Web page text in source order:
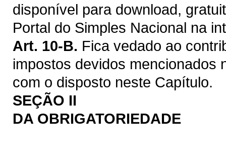
disponível para download,
Portal do Simples Nacional na
Art. 10-B. Fica vedado ao
impostos devidos mencionados
com o disposto neste Capítulo.
SEÇÃO II
DA OBRIGATORIEDADE